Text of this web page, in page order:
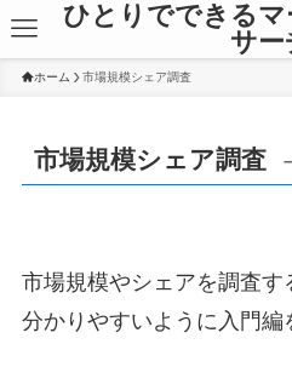
ひとりでできるマ
サー
ホーム 市場規模シェア調査
市場規模シェア調査
市場規模やシェアを調査す
分かりやすいように入門編